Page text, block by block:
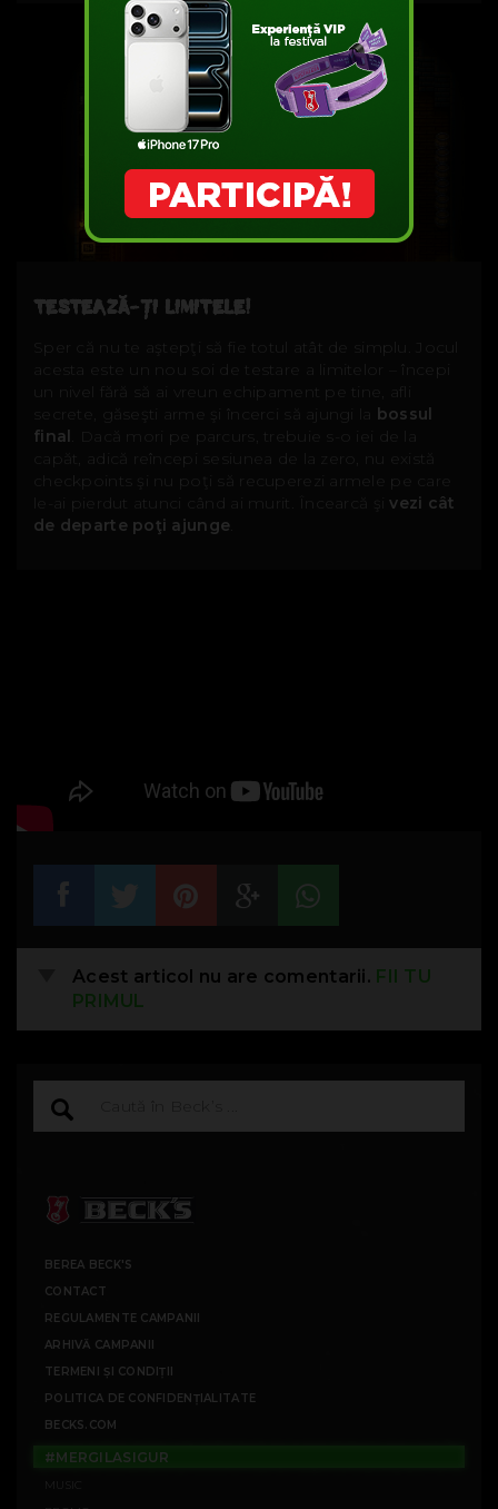
TESTEAZĂ-ŢI LIMITELE!
Sper că nu te aştepţi să fie totul atât de simplu. Jocul
acesta este un nou soi de testare a limitelor – începi
un nivel fără să ai vreun echipament pe tine, afli
secrete, găseşti arme şi încerci să ajungi la bossul
final . Dacă mori pe parcurs, trebuie s-o iei de la
capăt, adică reîncepi sesiunea de la zero, nu există
checkpoints şi nu poţi să recuperezi armele pe care
le-ai pierdut atunci când ai murit. Încearcă şivezi cât
de departe poţi ajunge
Acest articol nu are comentarii. FII TU
PRIMUL
BEREA BECK'S
CONTACT
REGULAMENTE CAMPANII
ARHIVĂ CAMPANII
TERMENI ȘI CONDIȚII
POLITICA DE CONFIDENȚIALITATE
BECKS.COM
#MERGILASIGUR